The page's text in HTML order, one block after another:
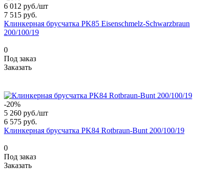
6 012 руб./шт
7 515 руб.
Клинкерная брусчатка PK85 Eisenschmelz-Schwarzbraun
200/100/19
0
Под заказ
Заказать
-20%
5 260 руб./шт
6 575 руб.
Клинкерная брусчатка PK84 Rotbraun-Bunt 200/100/19
0
Под заказ
Заказать